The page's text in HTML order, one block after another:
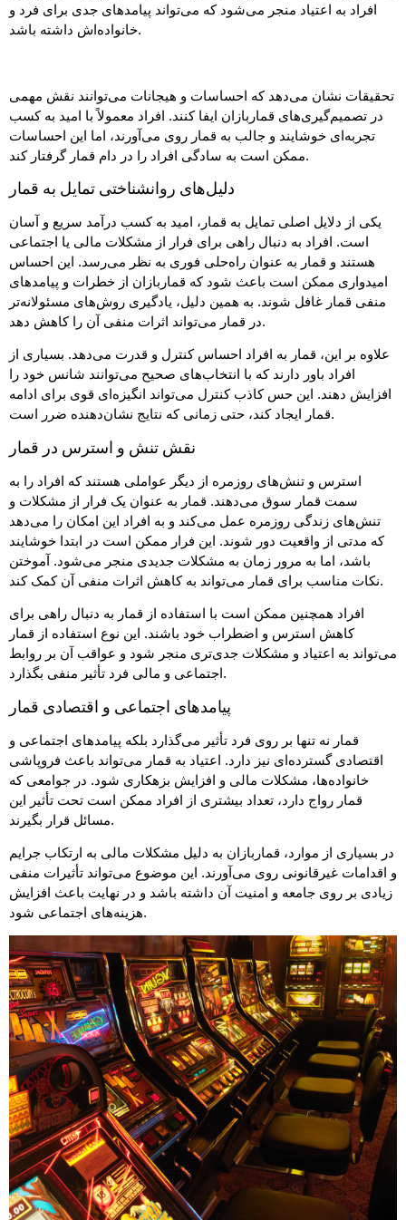
افراد به اعتیاد منجر می‌شود که می‌تواند پیامدهای جدی برای فرد و
خانواده‌اش داشته باشد.
تحقیقات نشان می‌دهد که احساسات و هیجانات می‌توانند نقش مهمی
در تصمیم‌گیری‌های قماربازان ایفا کنند. افراد معمولاً با امید به کسب
تجربه‌ای خوشایند و جالب به قمار روی می‌آورند، اما این احساسات
ممکن است به سادگی افراد را در دام قمار گرفتار کند.
دلیل‌های روانشناختی تمایل به قمار
یکی از دلایل اصلی تمایل به قمار، امید به کسب درآمد سریع و آسان
است. افراد به دنبال راهی برای فرار از مشکلات مالی یا اجتماعی
هستند و قمار به عنوان راه‌حلی فوری به نظر می‌رسد. این احساس
امیدواری ممکن است باعث شود که قماربازان از خطرات و پیامدهای
منفی قمار غافل شوند. به همین دلیل، یادگیری روش‌های مسئولانه‌تر
در قمار می‌تواند اثرات منفی آن را کاهش دهد.
علاوه بر این، قمار به افراد احساس کنترل و قدرت می‌دهد. بسیاری از
افراد باور دارند که با انتخاب‌های صحیح می‌توانند شانس خود را
افزایش دهند. این حس کاذب کنترل می‌تواند انگیزه‌ای قوی برای ادامه
قمار ایجاد کند، حتی زمانی که نتایج نشان‌دهنده ضرر است.
نقش تنش و استرس در قمار
استرس و تنش‌های روزمره از دیگر عواملی هستند که افراد را به
سمت قمار سوق می‌دهند. قمار به عنوان یک فرار از مشکلات و
تنش‌های زندگی روزمره عمل می‌کند و به افراد این امکان را می‌دهد
که مدتی از واقعیت دور شوند. این فرار ممکن است در ابتدا خوشایند
باشد، اما به مرور زمان به مشکلات جدیدی منجر می‌شود. آموختن
نکات مناسب برای قمار می‌تواند به کاهش اثرات منفی آن کمک کند.
افراد همچنین ممکن است با استفاده از قمار به دنبال راهی برای
کاهش استرس و اضطراب خود باشند. این نوع استفاده از قمار
می‌تواند به اعتیاد و مشکلات جدی‌تری منجر شود و عواقب آن بر روابط
اجتماعی و مالی فرد تأثیر منفی بگذارد.
پیامدهای اجتماعی و اقتصادی قمار
قمار نه تنها بر روی فرد تأثیر می‌گذارد بلکه پیامدهای اجتماعی و
اقتصادی گسترده‌ای نیز دارد. اعتیاد به قمار می‌تواند باعث فروپاشی
خانواده‌ها، مشکلات مالی و افزایش بزهکاری شود. در جوامعی که
قمار رواج دارد، تعداد بیشتری از افراد ممکن است تحت تأثیر این
مسائل قرار بگیرند.
در بسیاری از موارد، قماربازان به دلیل مشکلات مالی به ارتکاب جرایم
و اقدامات غیرقانونی روی می‌آورند. این موضوع می‌تواند تأثیرات منفی
زیادی بر روی جامعه و امنیت آن داشته باشد و در نهایت باعث افزایش
هزینه‌های اجتماعی شود.